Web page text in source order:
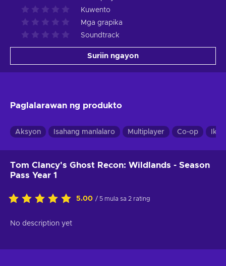
Kuwento
Mga grapika
Soundtrack
Suriin ngayon
Paglalarawan ng produkto
Aksyon Isahang manlalaro Multiplayer Co-op
Tom Clancy's Ghost Recon: Wildlands - Season
Pass Year 1
5.00 / 5 mula sa 2 rating
No description yet